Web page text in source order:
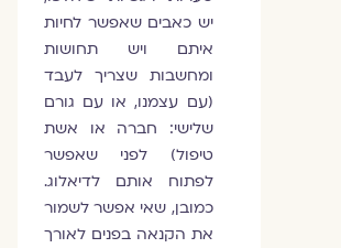
יש כאבים שאפשר לחיות
איתם ויש תחושות
ומחשבות שצריך לעבד
(עם עצמנו, או עם גורם
שלישי: חברה או אשת
טיפול) לפני שאפשר
לפתוח אותם לדיאלוג.
כמובן, שאי אפשר לשמור
את הקנאה בפנים לאורך